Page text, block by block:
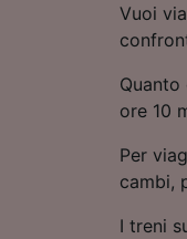
Vuoi
ore 10
Per
cambi,
I treni